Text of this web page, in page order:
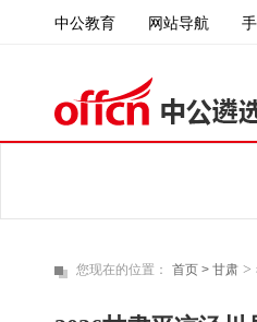
中公教育 网站导航
您现在的位置： 首页 > 甘肃 >